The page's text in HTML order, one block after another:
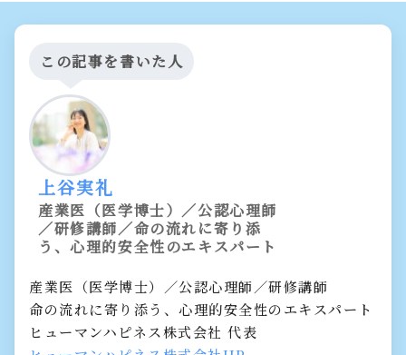
この記事を書いた人
上谷実礼
産業医（医学博士）／公認心理師
／研修講師／命の流れに寄り添
う、心理的安全性のエキスパート
産業医（医学博士）／公認心理師／研修講師
命の流れに寄り添う、心理的安全性のエキスパート
ヒューマンハピネス株式会社 代表